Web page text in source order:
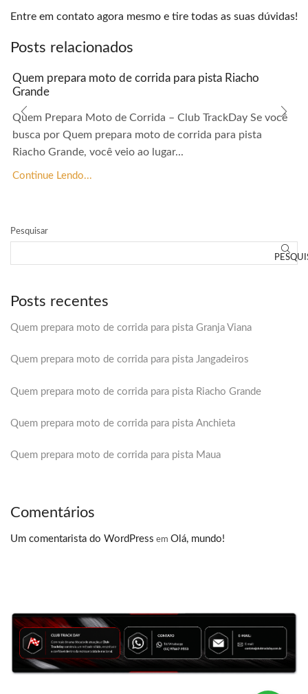
Entre em contato agora mesmo e tire todas as suas dúvidas!
Posts relacionados
Quem prepara moto de corrida para pista Riacho
Grande
Quem Prepara Moto de Corrida – Club TrackDay Se você
busca por Quem prepara moto de corrida para pista
Riacho Grande, você veio ao lugar...
Continue Lendo...
Pesquisar
Posts recentes
Quem prepara moto de corrida para pista Granja Viana
Quem prepara moto de corrida para pista Jangadeiros
Quem prepara moto de corrida para pista Riacho Grande
Quem prepara moto de corrida para pista Anchieta
Quem prepara moto de corrida para pista Maua
Comentários
Um comentarista do WordPress em Olá, mundo!